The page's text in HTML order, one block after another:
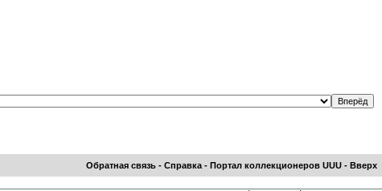
Обратная связь - Справка - Портал коллекционеров UUU - Вверх